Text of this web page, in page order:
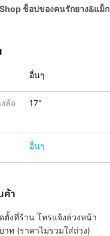
ช็อปของคนรักยาง&แม็ก
อื่นๆ
ล้อ
17"
อื่นๆ
ค้า
ตั้งที่ร้าน โทรแจ้งล่วงหน้า
ท (ราคาไม่รวมใส่ถ่วง)